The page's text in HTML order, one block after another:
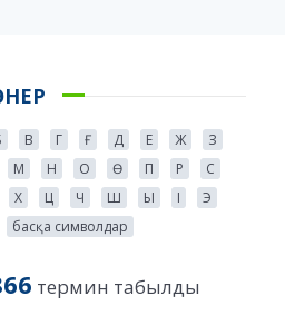
В Г Ғ Д Е Ж
З
М Н О Ө П Р
С
Х Ц Ч Ш Ы І
Э
басқа символдар
термин табылды